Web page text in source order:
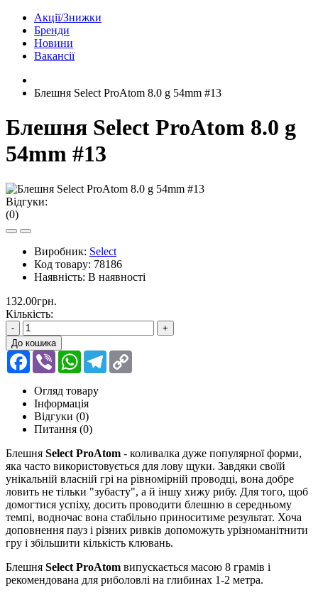
Акції/Знижки
Бренди
Новини
Вакансії
Блешня Select ProAtom 8.0 g 54mm #13
Блешня Select ProAtom 8.0 g
54mm #13
Відгуки:
(0)
Виробник: Select
Код товару: 78186
Наявність: В наявності
132.00грн.
Кількість:
-
+
До кошика
Facebook
Viber WhatsApp
Telegram
Огляд товару
Інформація
Відгуки (0)
Питання (0)
Блешня Select ProAtom - коливалка дуже популярної форми,
яка часто використовується для лову щуки. Завдяки своїй
унікальній власній грі на рівномірній проводці, вона добре
ловить не тільки "зубасту", а й іншу хижу рибу. Для того, щоб
домогтися успіху, досить проводити блешню в середньому
темпі, водночас вона стабільно приноситиме результат. Хоча
доповнення пауз і різних ривків допоможуть урізноманітнити
гру і збільшити кількість клювань.
Блешня Select ProAtom випускається масою 8 грамів і
рекомендована для риболовлі на глибинах 1-2 метра.